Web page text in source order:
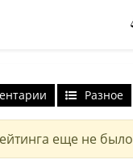
Разное
еще не было